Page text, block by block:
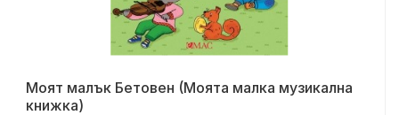
Моят малък Бетовен (Моята малка музикална
книжка)